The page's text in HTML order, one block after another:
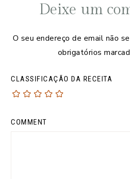
Deixe um
O seu endereço de email não
obrigatórios
CLASSIFICAÇÃO DA RECEITA
COMMENT